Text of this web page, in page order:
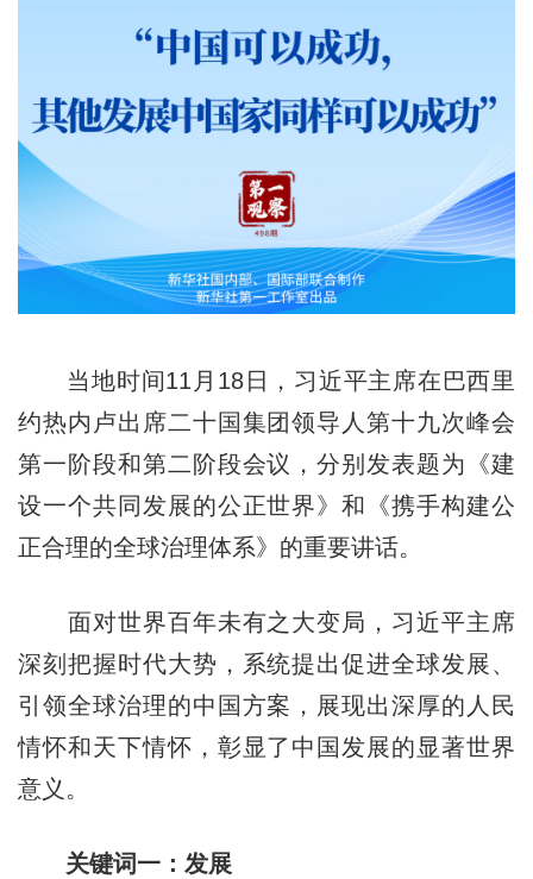
当地时间11月18日，习近平主席在巴西里
约热内卢出席二十国集团领导人第十九次峰会
第一阶段和第二阶段会议，分别发表题为《建
设一个共同发展的公正世界》和《携手构建公
正合理的全球治理体系》的重要讲话。
面对世界百年未有之大变局，习近平主席
深刻把握时代大势，系统提出促进全球发展、
引领全球治理的中国方案，展现出深厚的人民
情怀和天下情怀，彰显了中国发展的显著世界
意义。
关键词一：发展